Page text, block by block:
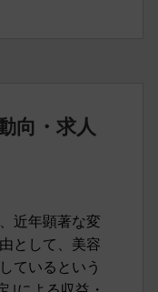
向・求人
近年顕著な変
として、美容
ているという